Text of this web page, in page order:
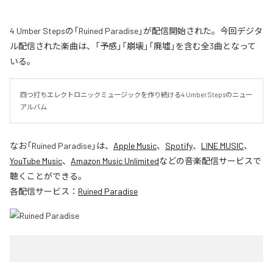
4 Umber Stepsの「Ruined Paradise」が配信開始された。今回デジタ
ル配信された楽曲は、「予感」「崩壊」「廃墟」を含む全3曲となって
いる。
四つ打ちエレクトロニックミュージックを作り続ける4 Umber Stepsのニュー
アルバム
なお「Ruined Paradise」は、 Apple Music、 Spotify、 LINE MUSIC、
YouTube Music、 Amazon Music Unlimitedなどの音楽配信サービスで
聴くことができる。
各配信サービス： Ruined Paradise